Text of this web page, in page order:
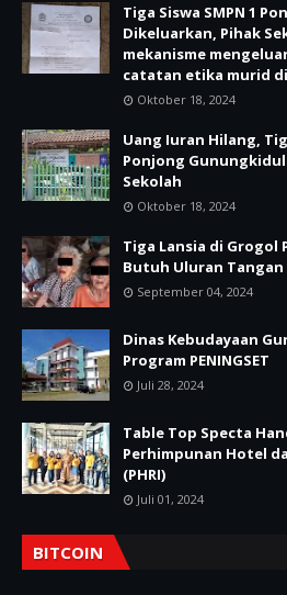
Tiga Siswa SMPN 1
Dikeluarkan, Pihak
mekanisme
catatan etika murid
Oktober 18, 2024
Uang Iuran Hilang,
Ponjong
Sekolah
Oktober 18, 2024
Tiga Lansia di Grogol
Butuh Uluran Tangan
September 04, 2024
Dinas Kebudayaan
Program PENINGSET
Juli 28, 2024
Table Top Specta
Perhimpunan Hotel
(PHRI)
Juli 01, 2024
BITCOIN